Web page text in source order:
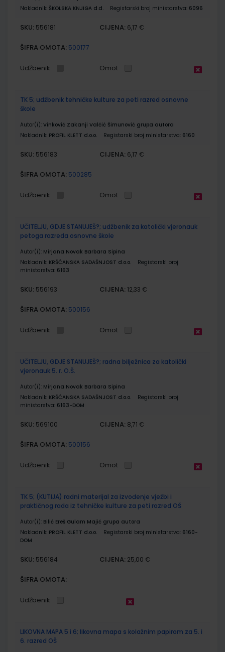
Nakladnik: ŠKOLSKA KNJIGA d.d. Registarski broj ministarstva: 6096
SKU: 556181 CIJENA: 6,17 €
ŠIFRA OMOTA: 500177
Udžbenik Omot
TK 5; udžbenik tehničke kulture za peti razred osnovne
škole
Autor(i): Vinković Zakanji Valčić Šimunović grupa autora
Nakladnik: PROFIL KLETT d.o.o. Registarski broj ministarstva: 6160
SKU: 556183 CIJENA: 6,17 €
ŠIFRA OMOTA: 500285
Udžbenik Omot
UČITELJU, GDJE STANUJEŠ?; udžbenik za katolički vjeronauk
petoga razreda osnovne škole
Autor(i): Mirjana Novak Barbara Sipina
Nakladnik: KRŠĆANSKA SADAŠNJOST d.o.o.
Registarski broj
ministarstva: 6163
SKU: 556193 CIJENA: 12,33 €
ŠIFRA OMOTA: 500156
Udžbenik Omot
UČITELJU, GDJE STANUJEŠ?; radna bilježnica za katolički
vjeronauk 5. r. O.Š.
Autor(i): Mirjana Novak Barbara Sipina
Nakladnik: KRŠĆANSKA SADAŠNJOST d.o.o.
Registarski broj
ministarstva: 6163-DOM
SKU: 569100 CIJENA: 8,71 €
ŠIFRA OMOTA: 500156
Udžbenik Omot
TK 5; (KUTIJA) radni materijal za izvođenje vježbi i
praktičnog rada iz tehničke kulture za peti razred OŠ
Autor(i): Bilić Ereš Gulam Majić grupa autora
Nakladnik: PROFIL KLETT d.o.o. Registarski broj ministarstva: 6160-
DOM
SKU: 556184 CIJENA: 25,00 €
ŠIFRA OMOTA:
Udžbenik
LIKOVNA MAPA 5 i 6; likovna mapa s kolažnim papirom za 5. i
6. razred OŠ